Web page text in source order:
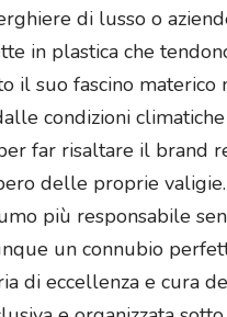
di lusso o
in plastica che
il suo fascino materico
condizioni
far risaltare il brand
delle proprie
più responsabile
un connubio
di eccellenza e cura